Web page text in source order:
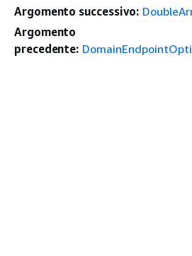
Argomento successivo:
Argomento
precedente: